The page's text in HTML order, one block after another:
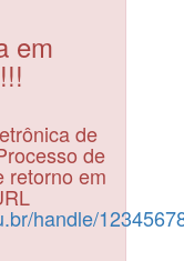
em
de
de
retorno em
handle/